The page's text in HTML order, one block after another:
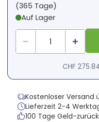
1x CHF 0.00
(365 Tage)
Auf Lager
CHF
Kostenloser Versand
Lieferzeit 2-4
100 Tage Geld-